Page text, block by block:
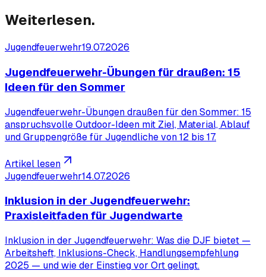
Weiterlesen.
Jugendfeuerwehr19.07.2026
Jugendfeuerwehr-Übungen für draußen: 15
Ideen für den Sommer
Jugendfeuerwehr-Übungen draußen für den Sommer: 15
anspruchsvolle Outdoor-Ideen mit Ziel, Material, Ablauf
und Gruppengröße für Jugendliche von 12 bis 17.
Artikel lesen
Jugendfeuerwehr14.07.2026
Inklusion in der Jugendfeuerwehr:
Praxisleitfaden für Jugendwarte
Inklusion in der Jugendfeuerwehr: Was die DJF bietet —
Arbeitsheft, Inklusions-Check, Handlungsempfehlung
2025 — und wie der Einstieg vor Ort gelingt.